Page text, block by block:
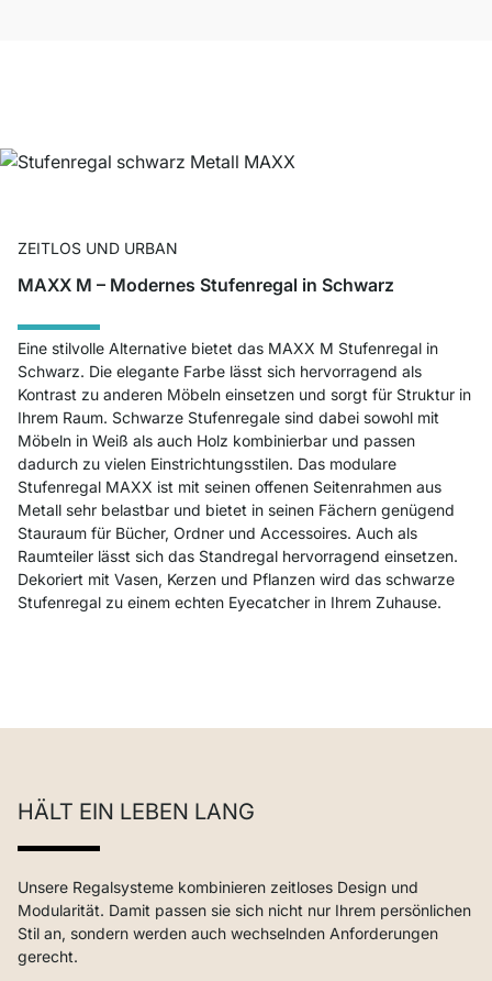
ZEITLOS UND URBAN
MAXX M – Modernes Stufenregal in Schwarz
Eine stilvolle Alternative bietet das MAXX M Stufenregal in
Schwarz. Die elegante Farbe lässt sich hervorragend als
Kontrast zu anderen Möbeln einsetzen und sorgt für Struktur in
Ihrem Raum. Schwarze Stufenregale sind dabei sowohl mit
Möbeln in Weiß als auch Holz kombinierbar und passen
dadurch zu vielen Einstrichtungsstilen. Das modulare
Stufenregal MAXX ist mit seinen offenen Seitenrahmen aus
Metall sehr belastbar und bietet in seinen Fächern genügend
Stauraum für Bücher, Ordner und Accessoires. Auch als
Raumteiler lässt sich das Standregal hervorragend einsetzen.
Dekoriert mit Vasen, Kerzen und Pflanzen wird das schwarze
Stufenregal zu einem echten Eyecatcher in Ihrem Zuhause.
HÄLT EIN LEBEN LANG
Unsere Regalsysteme kombinieren zeitloses Design und
Modularität. Damit passen sie sich nicht nur Ihrem persönlichen
Stil an, sondern werden auch wechselnden Anforderungen
gerecht.